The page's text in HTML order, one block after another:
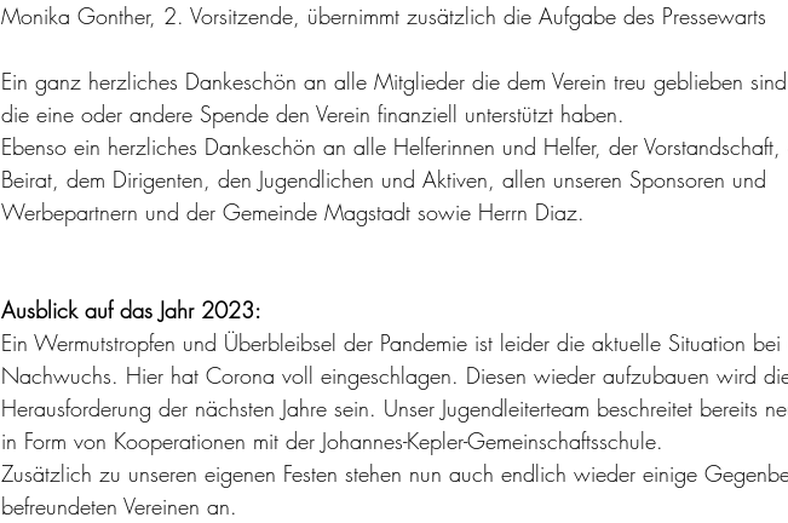
Monika Gonther, 2. Vorsitzende, übernimmt zusätzlich die Aufgabe des Pressewarts
Ein ganz herzliches Dankeschön an alle Mitglieder die dem Verein treu geblieben
die eine oder andere Spende den Verein finanziell unterstützt haben.
Ebenso ein herzliches Dankeschön an alle Helferinnen und Helfer, der Vorstandschaft,
Beirat, dem Dirigenten, den Jugendlichen und Aktiven, allen unseren Sponsoren und
Werbepartnern und der Gemeinde Magstadt sowie Herrn Diaz.
Ausblick auf das Jahr 2023:
Ein Wermutstropfen und Überbleibsel der Pandemie ist leider die aktuelle Situation bei
Nachwuchs. Hier hat Corona voll eingeschlagen. Diesen wieder aufzubauen wird
Herausforderung der nächsten Jahre sein. Unser Jugendleiterteam beschreitet bereits
in Form von Kooperationen mit der Johannes-Kepler-Gemeinschaftsschule.
Zusätzlich zu unseren eigenen Festen stehen nun auch endlich wieder einige
befreundeten Vereinen an.